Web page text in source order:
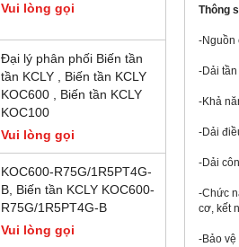
Vui lòng gọi
Đại lý phân phối Biến tần
tần KCLY , Biến tần KCLY
KOC600 , Biến tần KCLY
KOC100
Vui lòng gọi
KOC600-R75G/1R5PT4G-
B, Biến tần KCLY KOC600-
R75G/1R5PT4G-B
Vui lòng gọi
Thông
-Nguồn
-Dải
-Khả
-Dải
-Dải
-Chức
cơ, kết
-Bảo vệ